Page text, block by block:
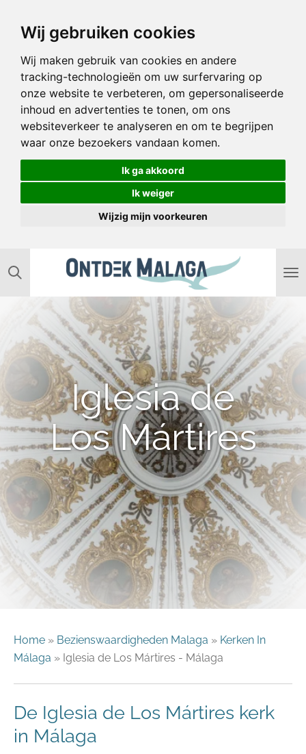
Wij gebruiken cookies
Wij maken gebruik van cookies en andere
tracking-technologieën om uw surfervaring op
onze website te verbeteren, om gepersonaliseerde
inhoud en advertenties te tonen, om ons
websiteverkeer te analyseren en om te begrijpen
waar onze bezoekers vandaan komen.
Ik ga akkoord
Ik weiger
Wijzig mijn voorkeuren
direct
hoofdinhoud
Iglesia de
Los Mártires
Home » Bezienswaardigheden Malaga » Kerken In
Málaga » Iglesia de Los Mártires - Málaga
De Iglesia de Los Mártires kerk
in Málaga